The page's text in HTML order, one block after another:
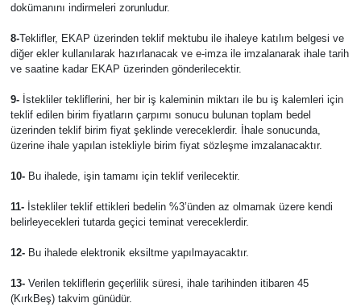
dokümanını indirmeleri zorunludur.
8-Teklifler, EKAP üzerinden teklif mektubu ile ihaleye katılım belgesi ve
diğer ekler kullanılarak hazırlanacak ve e-imza ile imzalanarak ihale tarih
ve saatine kadar EKAP üzerinden gönderilecektir.
9-İstekliler tekliflerini, her bir iş kaleminin miktarı ile bu iş kalemleri için
teklif edilen birim fiyatların çarpımı sonucu bulunan toplam bedel
üzerinden teklif birim fiyat şeklinde vereceklerdir. İhale sonucunda,
üzerine ihale yapılan istekliyle birim fiyat sözleşme imzalanacaktır.
10-Bu ihalede, işin tamamı için teklif verilecektir.
11-İstekliler teklif ettikleri bedelin %3’ünden az olmamak üzere kendi
belirleyecekleri tutarda geçici teminat vereceklerdir.
12- Bu ihalede elektronik eksiltme yapılmayacaktır.
13-Verilen tekliflerin geçerlilik süresi, ihale tarihinden itibaren 45
(KırkBeş) takvim günüdür.